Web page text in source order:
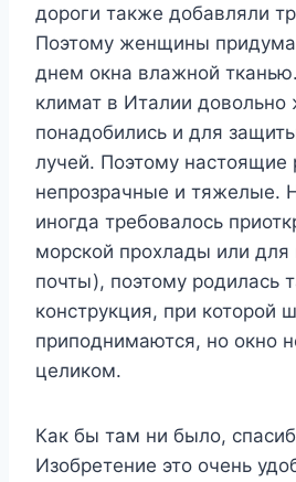
дороги также добавляли
Поэтому женщины
днем окна влажной
климат в Италии
понадобились и для
лучей. Поэтому
непрозрачные и тяжелые.
иногда требовалось
морской прохлады или для
почты), поэтому родилась
конструкция, при которой
приподнимаются, но окно
целиком.
Как бы там ни было,
Изобретение это очень